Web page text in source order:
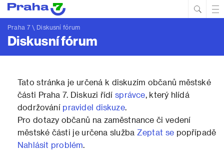
Praha 7\ Diskusní fórum
Diskusní fórum
Tato stránka je určená k diskuzím občanů městské
části Praha 7. Diskuzi řídísprávce, který hlídá
dodržování pravidel diskuze.
Pro dotazy občanů na zaměstnance či vedení
městské části je určena služba Zeptat sepopřípadě
Nahlásit problém.